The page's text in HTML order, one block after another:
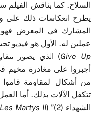
السلاح. كما يناقش
يطرح انعكاسات ذلك على
المشارك في المعرض
عملين له. الأول هو فيديو
Give Up) الذي يصور
من أشكال المقاومة قاموا
تتكفل الآلات بذلك. أما
الشهداء (2)” (
Martys II